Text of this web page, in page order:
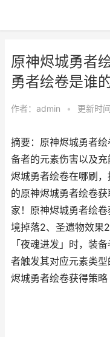
原神烬城勇者
勇者绘卷是谁
作者： admin • 更新时
摘要：原神烬城勇者
备者的元素伤害以及
烬城勇者绘卷在哪刷
的原神烬城勇者绘卷
家！原神烬城勇者绘
境掉落2、圣遗物效果
「夜魂进发」时，装
者触发其对应元素类
烬城勇者绘卷获得策